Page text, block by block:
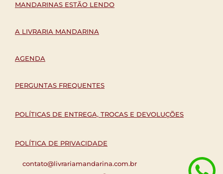
MANDARINAS ESTÃO LENDO
A LIVRARIA MANDARINA
AGENDA
PERGUNTAS FREQUENTES
POLÍTICAS DE ENTREGA, TROCAS E DEVOLUÇÕES
POLÍTICA DE PRIVACIDADE
contato@livrariamandarina.com.br